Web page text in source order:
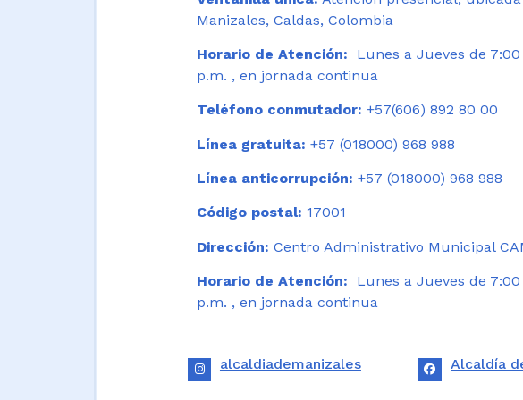
Manizales, Caldas, Colombia
Horario de Atención:
Lunes a Jueves de
p.m. , en jornada continua
Teléfono conmutador: +57(606) 892 80 00
Línea gratuita: +57 (018000) 968 988
Línea anticorrupción: +57 (018000) 968 988
Código postal: 17001
Dirección: Centro Administrativo Municipal
Horario de Atención: Lunes a Jueves de
p.m. , en jornada continua
alcaldiademanizales Alcaldía